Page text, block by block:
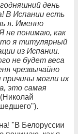
день
В Испании есть
я. Именно
не понимаю, как
я титулярный
из Испании.
не будет веса
чрезвычайно
могли их
это самая
(Николай
"В Белоруссии